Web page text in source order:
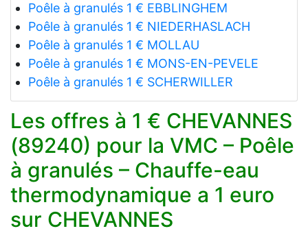
Poêle à granulés 1 € EBBLINGHEM
Poêle à granulés 1 € NIEDERHASLACH
Poêle à granulés 1 € MOLLAU
Poêle à granulés 1 € MONS-EN-PEVELE
Poêle à granulés 1 € SCHERWILLER
Les offres à 1 € CHEVANNES
(89240) pour la VMC – Poêle
à granulés – Chauffe-eau
thermodynamique a 1 euro
sur CHEVANNES